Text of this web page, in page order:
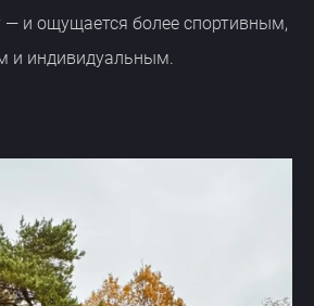
— и ощущается более спортивным,
и индивидуальным.